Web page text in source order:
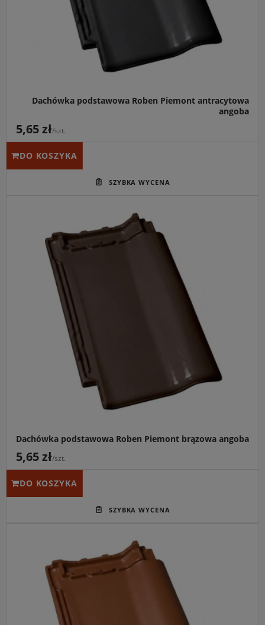
(aż 38 mm), która eliminuje konieczność docinania
dachówek i znacznie przyspiesza montaż.
Dachówka podstawowa Roben Piemont antracytowa
angoba
5,65 zł/szt.
DO KOSZYKA
Główne przeznaczenie:
Pokrycie połaci dachowych o
minimalnym kącie nachylenia 22°, szczególnie polecane
przy renowacjach starych dachów.
Idealny do:
Współpracy z pełnym systemem akcesoriów
ceramicznych Röben w spójnej kolorystyce brązowej
Kluczowa cecha:
Unikalna, duża tolerancja przesuwu (aż
38 mm), która umożliwia idealne dopasowanie do połaci
bez czasochłonnego docinania.
Dachówka podstawowa Roben Piemont brązowa angoba
5,65 zł/szt.
DO KOSZYKA
Główne przeznaczenie:
Wykonanie szczelnych i
trwałych połaci dachowych na budynkach o architekturze
klasycznej oraz renowacja obiektów zabytkowych.
Idealny do:
Współpracy z kompletnym systemem